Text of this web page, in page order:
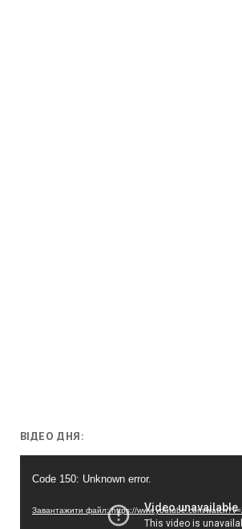
ВІДЕО ДНЯ:
Code 150: Unknown error.
Завантажити файл: https://www.youtube.com/